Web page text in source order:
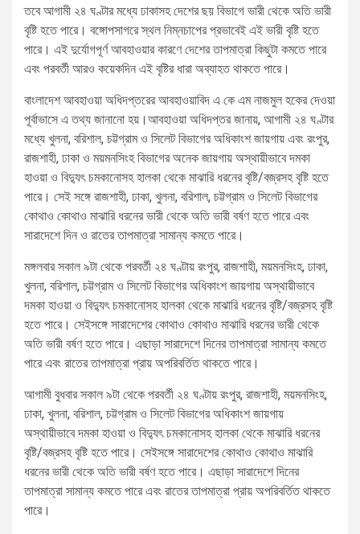
তবে আগামী ২৪ ঘণ্টার মধ্যে ঢাকাসহ দেশের ছয় বিভাগে ভারী থেকে অতি ভারী
বৃষ্টি হতে পারে। বঙ্গোপসাগরে স্থল নিম্নচাপের প্রভাবেই এই ভারী বৃষ্টি হতে
পারে। এই দুর্যোগপূর্ণ আবহাওয়ার কারণে দেশের তাপমাত্রা কিছুটা কমতে পারে
এবং পরবর্তী আরও কয়েকদিন এই বৃষ্টির ধারা অব্যাহত থাকতে পারে।
বাংলাদেশ আবহাওয়া অধিদপ্তরের আবহাওয়াবিদ এ কে এম নাজমুল হকের দেওয়া
পূর্বাভাসে এ তথ্য জানানো হয়।আবহাওয়া অধিদপ্তর জানায়, আগামী ২৪ ঘণ্টার
মধ্যে খুলনা, বরিশাল, চট্টগ্রাম ও সিলেট বিভাগের অধিকাংশ জায়গায় এবং রংপুর,
রাজশাহী, ঢাকা ও ময়মনসিংহ বিভাগের অনেক জায়গায় অস্থায়ীভাবে দমকা
হাওয়া ও বিদ্যুৎ চমকানোসহ হালকা থেকে মাঝারি ধরনের বৃষ্টি/বজ্রসহ বৃষ্টি হতে
পারে। সেই সঙ্গে রাজশাহী, ঢাকা, খুলনা, বরিশাল, চট্টগ্রাম ও সিলেট বিভাগের
কোথাও কোথাও মাঝারি ধরনের ভারী থেকে অতি ভারী বর্ষণ হতে পারে এবং
সারাদেশে দিন ও রাতের তাপমাত্রা সামান্য কমতে পারে।
মঙ্গলবার সকাল ৯টা থেকে পরবর্তী ২৪ ঘণ্টায় রংপুর, রাজশাহী, ময়মনসিংহ, ঢাকা,
খুলনা, বরিশাল, চট্টগ্রাম ও সিলেট বিভাগের অধিকাংশ জায়গায় অস্থায়ীভাবে
দমকা হাওয়া ও বিদ্যুৎ চমকানোসহ হালকা থেকে মাঝারি ধরনের বৃষ্টি/বজ্রসহ বৃষ্টি
হতে পারে। সেইসঙ্গে সারাদেশের কোথাও কোথাও মাঝারি ধরনের ভারী থেকে
অতি ভারী বর্ষণ হতে পারে। এছাড়া সারাদেশে দিনের তাপমাত্রা সামান্য কমতে
পারে এবং রাতের তাপমাত্রা প্রায় অপরিবর্তিত থাকতে পারে।
আগামী বুধবার সকাল ৯টা থেকে পরবর্তী ২৪ ঘণ্টায় রংপুর, রাজশাহী, ময়মনসিংহ,
ঢাকা, খুলনা, বরিশাল, চট্টগ্রাম ও সিলেট বিভাগের অধিকাংশ জায়গায়
অস্থায়ীভাবে দমকা হাওয়া ও বিদ্যুৎ চমকানোসহ হালকা থেকে মাঝারি ধরনের
বৃষ্টি/বজ্রসহ বৃষ্টি হতে পারে। সেইসঙ্গে সারাদেশের কোথাও কোথাও মাঝারি
ধরনের ভারী থেকে অতি ভারী বর্ষণ হতে পারে। এছাড়া সারাদেশে দিনের
তাপমাত্রা সামান্য কমতে পারে এবং রাতের তাপমাত্রা প্রায় অপরিবর্তিত থাকতে
পারে।